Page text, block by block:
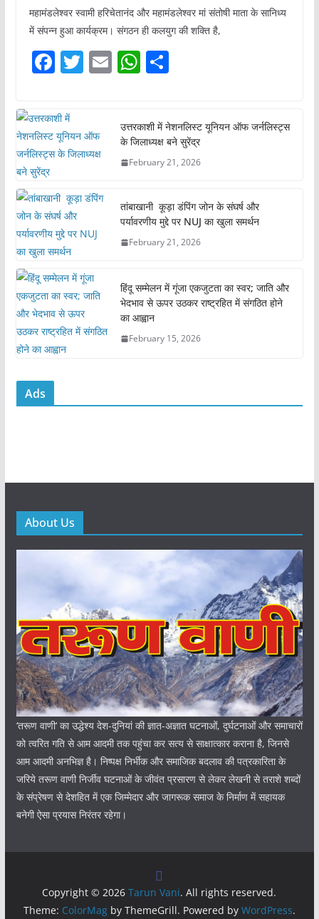
महामंडलेश्वर स्वामी हरिचेतानंद और महामंडलेश्वर मां संतोषी माता के सानिध्य
में संपन्न हुआ कार्यक्रम। संगठन ही कलयुग की शक्ति है,
F
c
e
b
o
k
T
er
E W
s
A
p
p
S
e
उत्तरकाशी में नेशनलिस्ट यूनियन ऑफ जर्नलिस्ट्स
के जिलाध्यक्ष बने सुरेंद्र
February 21, 2026
तांबाखानी कूड़ा डंपिंग जोन के संघर्ष और
पर्यावरणीय मुद्दे पर NUJ का खुला समर्थन
February 21, 2026
हिंदू सम्मेलन में गूंजा एकजुटता का स्वर; जाति और
भेदभाव से ऊपर उठकर राष्ट्रहित में संगठित होने
का आह्वान
February 15, 2026
Ads
About Us
‘तरूण वाणी‘ का उद्धेश्य देश-दुनियां की ज्ञात-अज्ञात घटनाओं, दुर्घटनाओं और समाचारों
को त्वरित गति से आम आदमी तक पहुंचा कर सत्य से साक्षात्कार कराना है, जिनसे
आम आदमी अनभिज्ञ है। निष्पक्ष निर्भीक और समाजिक बदलाव की पत्रकारिता के
जरिये तरूण वाणी निर्जीव घटनाओं के जीवंत प्रसारण से लेकर लेखनी से तराशे शब्दों
के संप्रेषण से देशहित में एक जिम्मेदार और जागरूक समाज के निर्माण में सहायक
बनेगी ऐसा प्रयास निरंतर रहेगा।
Copyright © 2026Tarun Vani. All rights reserved.
Theme: ColorMagby ThemeGrill. Powered by WordPress.